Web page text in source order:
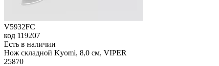
V5932FC
код 119207
Есть в наличии
Нож складной Kyomi, 8,0 см, VIPER
25870